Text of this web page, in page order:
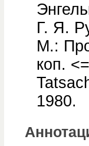
Г. Я.
М.:
коп.
1980.